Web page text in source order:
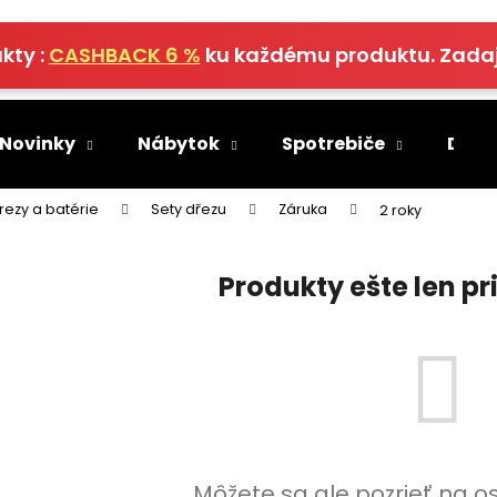
: CASHBACK 6 % ku každému produktu.
Nábytok Spotrebiče
a batérie Sety dřezu Záruka 2 roky
Produkty ešte len
HĽADAŤ
Odporúčame